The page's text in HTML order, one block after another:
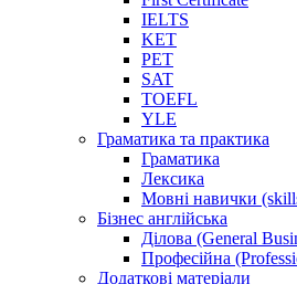
IELTS
KET
PET
SAT
TOEFL
YLE
Граматика та практика
Граматика
Лексика
Мовні навички
Бізнес англійська
Ділова (General
Професійна
Додаткові матеріали